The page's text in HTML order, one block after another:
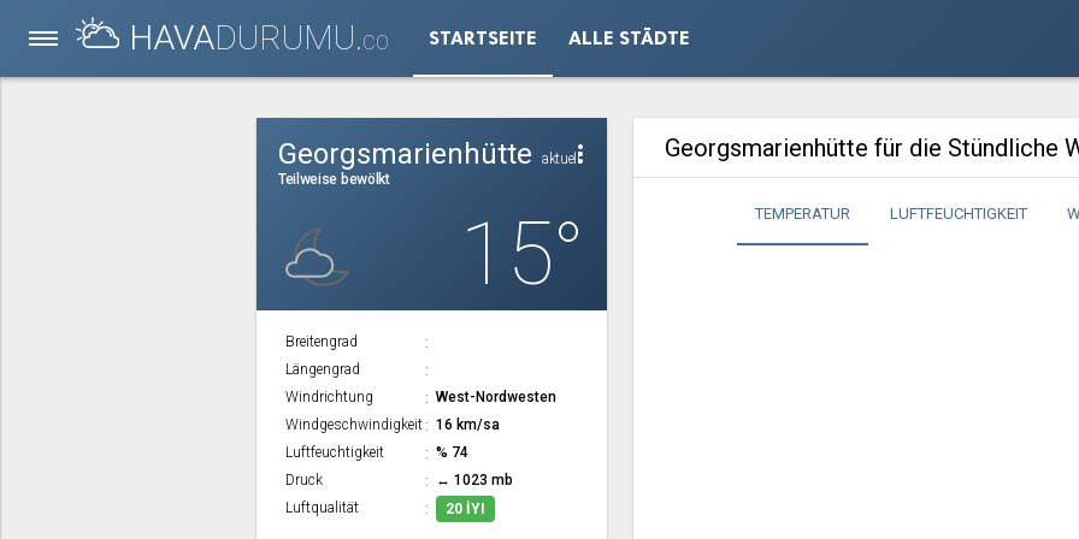
HAVADURUMU.CO STARTSEITE ALLE STÄDTE
more_vert
Georgsmarienhütte
aktuell
Teilweise bewölkt
15°
Breitengrad
Längengrad
Windrichtung
West-Nordwesten
Windgeschwindigkeit
16 km/sa
Luftfeuchtigkeit
% 74
Druck
↔ 1023 mb
Luftqualität
20 İYI
Georgsmarienhütte für die Stündliche
TEMPERATUR LUFTFEUCHTIGKEIT